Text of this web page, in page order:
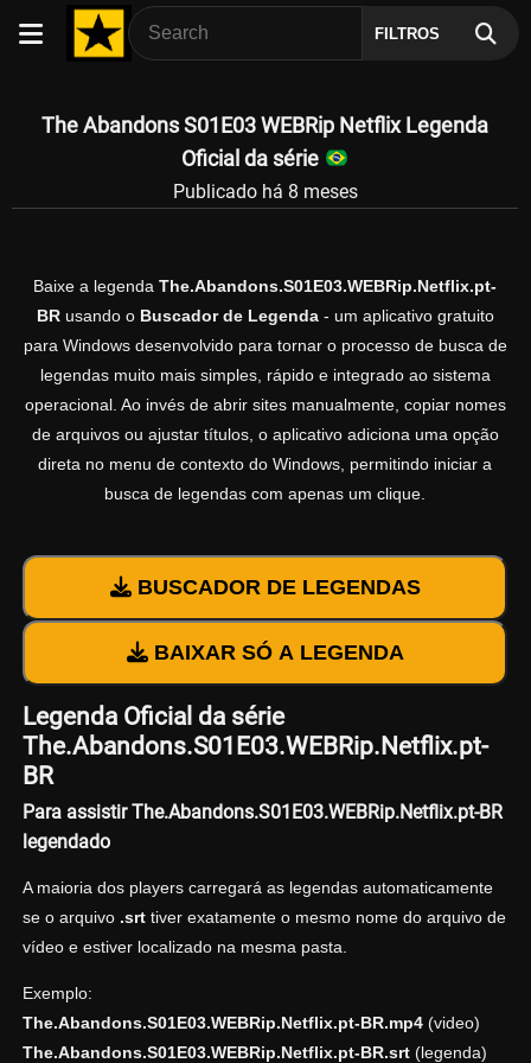
FILTROS
The Abandons S01E03 WEBRip Netflix Legenda
Oficial da série
Publicado há 8 meses
Baixe a legenda The.Abandons.S01E03.WEBRip.Netflix.pt-
BRusando o Buscador de Legenda- um aplicativo gratuito
para Windows desenvolvido para tornar o processo de busca de
legendas muito mais simples, rápido e integrado ao sistema
operacional. Ao invés de abrir sites manualmente, copiar nomes
de arquivos ou ajustar títulos, o aplicativo adiciona uma opção
direta no menu de contexto do Windows, permitindo iniciar a
busca de legendas com apenas um clique.
BUSCADOR DE LEGENDAS
BAIXAR SÓ A LEGENDA
Legenda Oficial da série
The.Abandons.S01E03.WEBRip.Netflix.pt-
BR
Para assistir The.Abandons.S01E03.WEBRip.Netflix.pt-BR
legendado
A maioria dos players carregará as legendas automaticamente
se o arquivo .srttiver exatamente o mesmo nome do arquivo de
vídeo e estiver localizado na mesma pasta.
Exemplo:
The.Abandons.S01E03.WEBRip.Netflix.pt-BR.mp4(video)
The.Abandons.S01E03.WEBRip.Netflix.pt-BR.srt(legenda)